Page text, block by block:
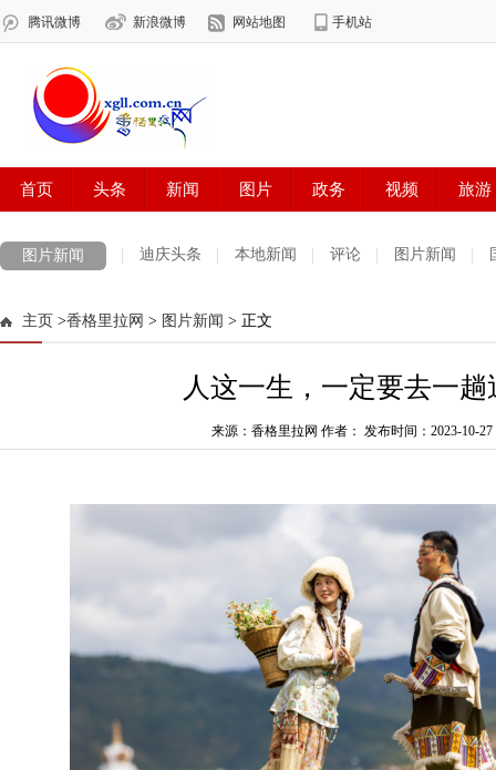
图片新闻 迪庆头条 本地新闻 评论 图片新闻
主页 >香格里拉网 > 图片新闻 > 正文
人这一生，一定要去一趟
来源：香格里拉网 作者： 发布时间：2023-10-27